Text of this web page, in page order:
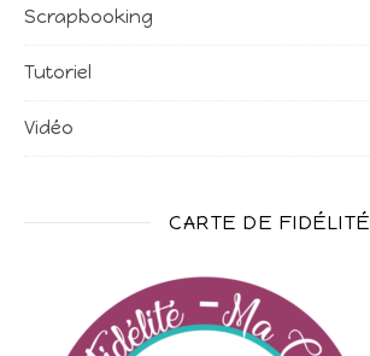
Scrapbooking
Tutoriel
Vidéo
CARTE DE FIDÉLITÉ